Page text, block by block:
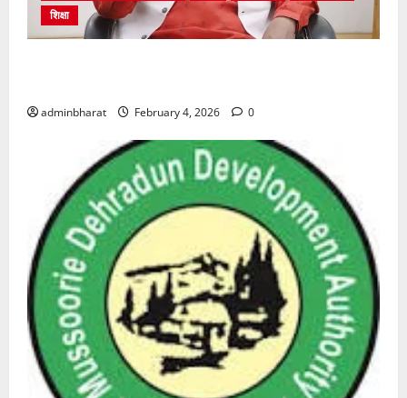
शिक्षा
adminbharat February 4, 2026 0